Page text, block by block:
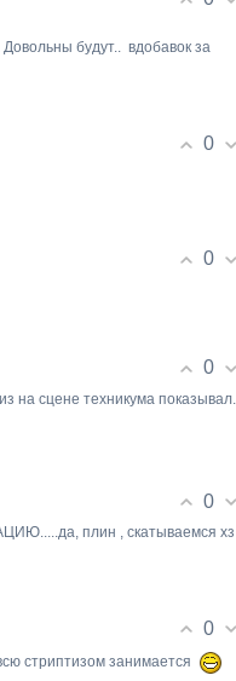
Довольны будут.. вдобавок за
0
0
0
на сцене техникума показывал...
0
плин , скатываемся хз
0
стриптизом занимается